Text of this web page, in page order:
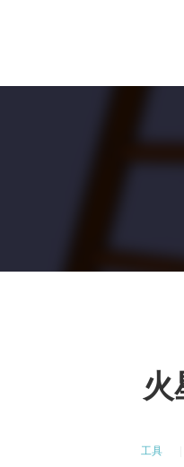
火
工具